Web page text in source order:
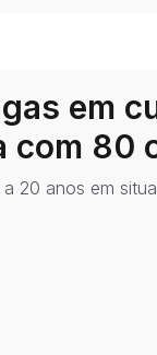
em
com 80
20 anos em